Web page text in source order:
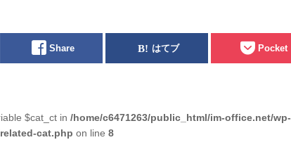
Share はてブ Pocket
$cat_ct in /home/c6471263/public_html/im-office.net/wp-
cat.php on line 8